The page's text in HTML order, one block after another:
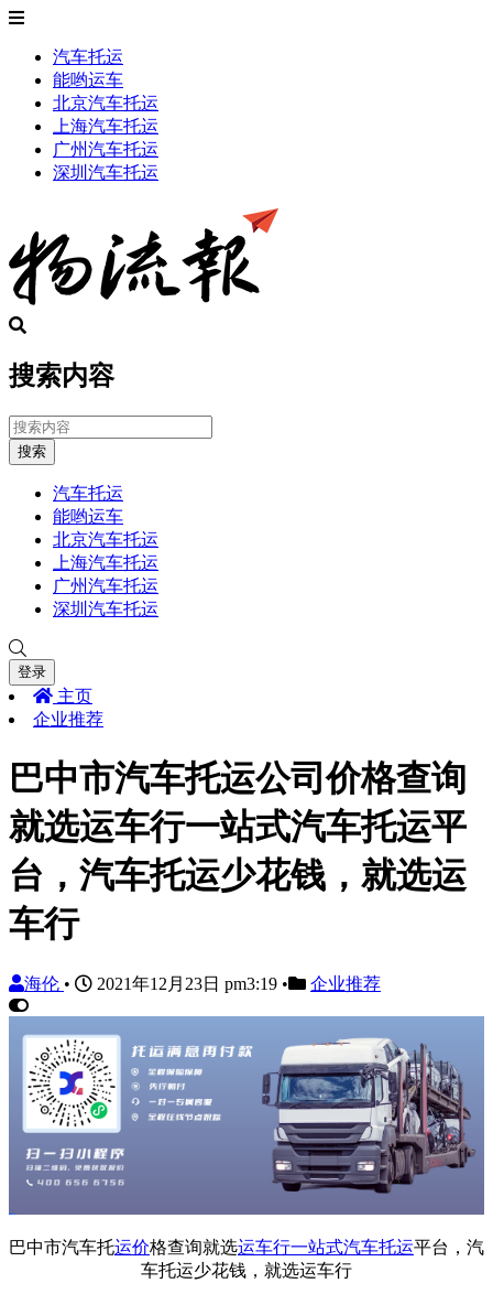
汽车托运
能哟运车
北京汽车托运
上海汽车托运
广州汽车托运
深圳汽车托运
搜索内容
搜索
汽车托运
能哟运车
北京汽车托运
上海汽车托运
广州汽车托运
深圳汽车托运
登录
主页
企业推荐
巴中市汽车托运公司价格查询
就选运车行一站式汽车托运平
台，汽车托运少花钱，就选运
车行
海伦 • 2021年12月23日 pm3:19 • 企业推荐
巴中市汽车托运价格查询就选运车行一站式汽车托运平台，汽
车托运少花钱，就选运车行